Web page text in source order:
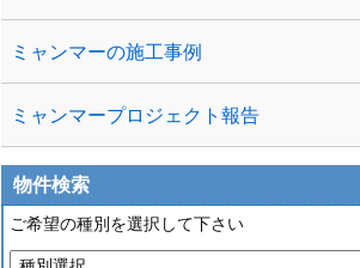
ミャンマーの施工事例
ミャンマープロジェクト報告
物件検索
ご希望の種別を選択して下さい